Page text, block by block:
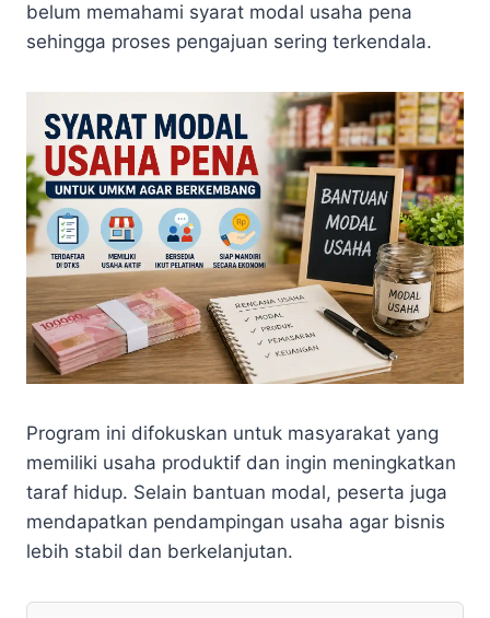
belum memahami syarat modal usaha pena
sehingga proses pengajuan sering terkendala.
Program ini difokuskan untuk masyarakat yang
memiliki usaha produktif dan ingin meningkatkan
taraf hidup. Selain bantuan modal, peserta juga
mendapatkan pendampingan usaha agar bisnis
lebih stabil dan berkelanjutan.